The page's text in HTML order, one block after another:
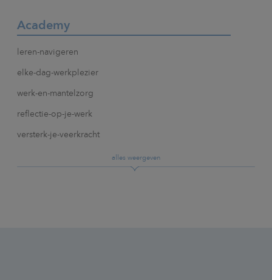
Academy
leren-navigeren
elke-dag-werkplezier
werk-en-mantelzorg
reflectie-op-je-werk
versterk-je-veerkracht
alles weergeven